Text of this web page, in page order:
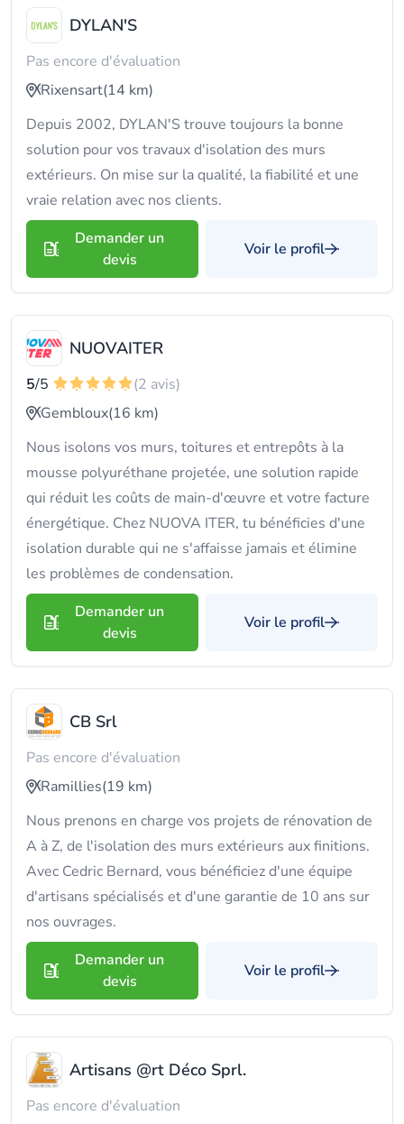
DYLAN'S
Pas encore d'évaluation
Rixensart(14 km)
Depuis 2002, DYLAN'S trouve toujours la bonne
solution pour vos travaux d'isolation des murs
extérieurs. On mise sur la qualité, la fiabilité et une
vraie relation avec nos clients.
Demander un
devis
Voir le profil
NUOVAITER
5/5
(2 avis)
Gembloux(16 km)
Nous isolons vos murs, toitures et entrepôts à la
mousse polyuréthane projetée, une solution rapide
qui réduit les coûts de main-d'œuvre et votre facture
énergétique. Chez NUOVA ITER, tu bénéficies d'une
isolation durable qui ne s'affaisse jamais et élimine
les problèmes de condensation.
Demander un
devis
Voir le profil
CB Srl
Pas encore d'évaluation
Ramillies(19 km)
Nous prenons en charge vos projets de rénovation de
A à Z, de l'isolation des murs extérieurs aux finitions.
Avec Cedric Bernard, vous bénéficiez d'une équipe
d'artisans spécialisés et d'une garantie de 10 ans sur
nos ouvrages.
Demander un
devis
Voir le profil
Artisans @rt Déco Sprl.
Pas encore d'évaluation